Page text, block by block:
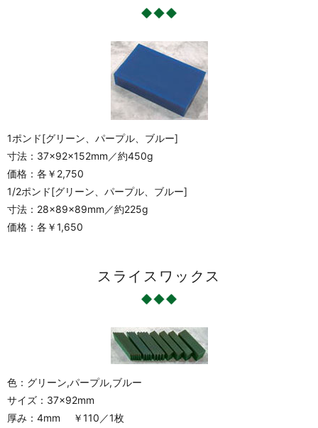
1ポンド[グリーン、パープル、ブルー]
寸法：37×92×152mm／約450g
価格：各￥2,750
1/2ポンド[グリーン、パープル、ブルー]
寸法：28×89×89mm／約225g
価格：各￥1,650
スライスワックス
色：グリーン,パープル,ブルー
サイズ：37×92mm
厚み：4mm ￥110／1枚